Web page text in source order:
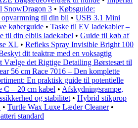
SnowDragon 3 • Købsguide:
til din bil • USB 3.1 Mini
køberguide • Taske til EV ladekabler –
til din elbils ladekabel • Guide til køb af
XL • Refleks Spray Invisible Bright 100
dit teaktræ med en voksagtig
Vælge det Rigtige Detailing Børstesæt til
56 cm Race 7016 – Den komplette
En praktisk guide til potentielle
C – 20 cm kabel • Afskydningsrampe,
og stabilitet • Hybrid stikprop
• Turtle Wax Luxe Læder Cleaner•
standard